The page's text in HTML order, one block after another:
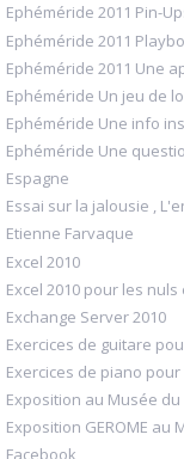
Ephéméride 2011 Pin-
Ephéméride 2011
Ephéméride 2011 Une
Ephéméride Un jeu de
Ephéméride Une info
Ephéméride Une
Espagne
Essai sur la jalousie ,
Etienne Farvaque
Excel 2010
Excel 2010 pour les
Exchange Server 2010
Exercices de guitare
Exercices de piano
Exposition au Musée
Exposition GEROME au